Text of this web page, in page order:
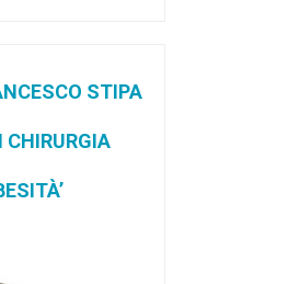
STIPA
CHIRURGIA